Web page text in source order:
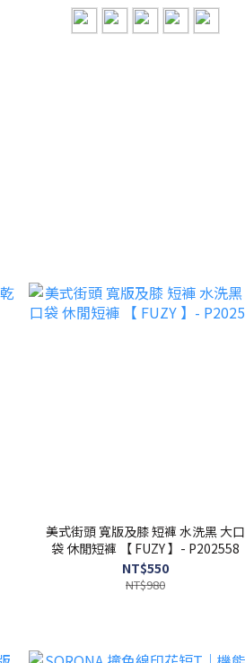
美式街頭 寬版及膝 短褲 水洗黑 大口
袋 休閒短褲 【 FUZY 】- P202558
NT$550
NT$980